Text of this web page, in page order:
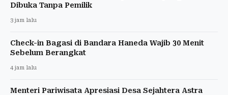
Dibuka Tanpa Pemilik
3 jam lalu
Check-in Bagasi di Bandara Haneda Wajib 30 Menit
Sebelum Berangkat
4 jam lalu
Menteri Pariwisata Apresiasi Desa Sejahtera Astra